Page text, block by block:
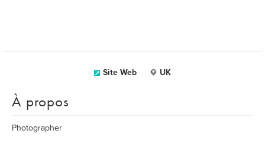
Site Web UK
À propos
Photographer